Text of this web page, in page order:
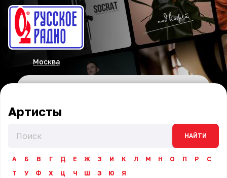
Москва
Артисты
НАЙТИ
А Б В Г Д Е Ж З И К Л М Н О П Р
С
Т
У Ф Х Ц Ч Ш Э Ю
Я